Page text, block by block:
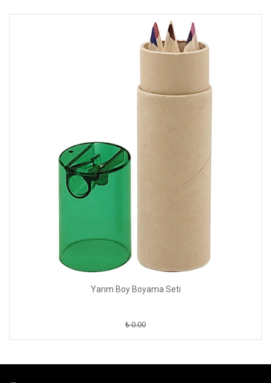
Yarım Boy Boyama Seti
₺ 0.00